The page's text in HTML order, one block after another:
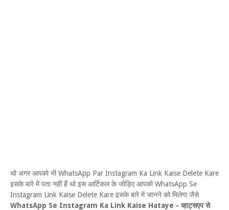
थो अगर आपको भी WhatsApp Par Instagram Ka Link Kaise Delete Kare
इसके बारे में पता नहीं हैं थो इस आर्टिकल के जोड़िए आपको WhatsApp Se
Instagram Link Kaise Delete Kare इसके बारे में जानने को मिलेगा जैसे
WhatsApp Se Instagram Ka Link Kaise Hataye - व्हाट्सएप से